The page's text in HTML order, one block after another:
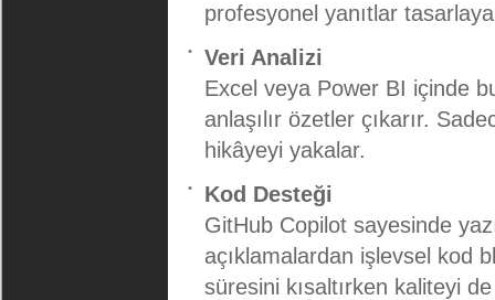
profesyonel yanıtlar
Veri Analizi
Excel veya Power BI içinde
anlaşılır özetler çıkarır.
hikâyeyi yakalar.
Kod Desteği
GitHub Copilot sayesinde
açıklamalardan işlevsel kod
süresini kısaltırken kaliteyi de